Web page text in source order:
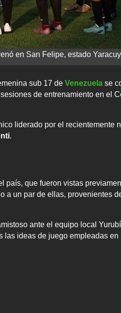
en San Felipe, estado Yaracuy
sub 17 de Venezuela se
de entrenamiento en el
liderado por el recientemente
.
país, que fueron vistas
a un par de ellas, provenientes
ante el equipo local
ideas de juego empleadas en